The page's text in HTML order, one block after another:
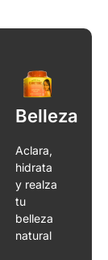
Belleza
Aclara,
hidrata
y realza
tu
belleza
natural